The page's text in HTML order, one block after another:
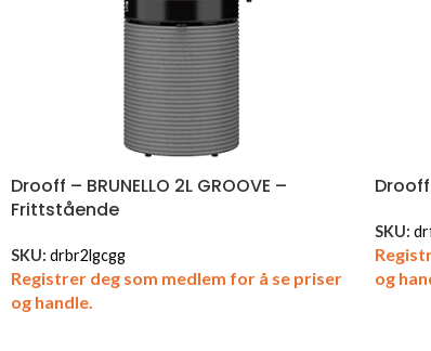
Drooff – BRUNELLO 2L GROOVE –
Frittstående
SKU: drbr2lgcgg
Registrer deg som medlem for å se priser
og handle.
SKU:
og